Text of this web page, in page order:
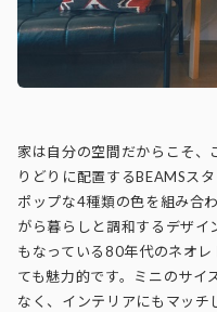
家は自分の空間だからこそ、
りどりに配置するBEAMSス
ポップな4種類の色を組み合
がら暮らしと調和するデザイ
もなっている80年代のネオ
ても魅力的です。ミニのサイ
なく、インテリアにもマッチ